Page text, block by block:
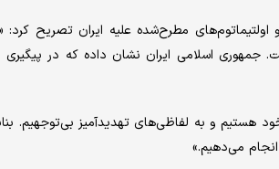
اولتیماتوم‌های مطرح‌شده علیه ایران تصریح کرد:
اسلامی ایران نشان داده که در پیگیری
هستیم و به لفاظی‌های تهدیدآمیز بی‌توجهیم.
می‌دهیم.»